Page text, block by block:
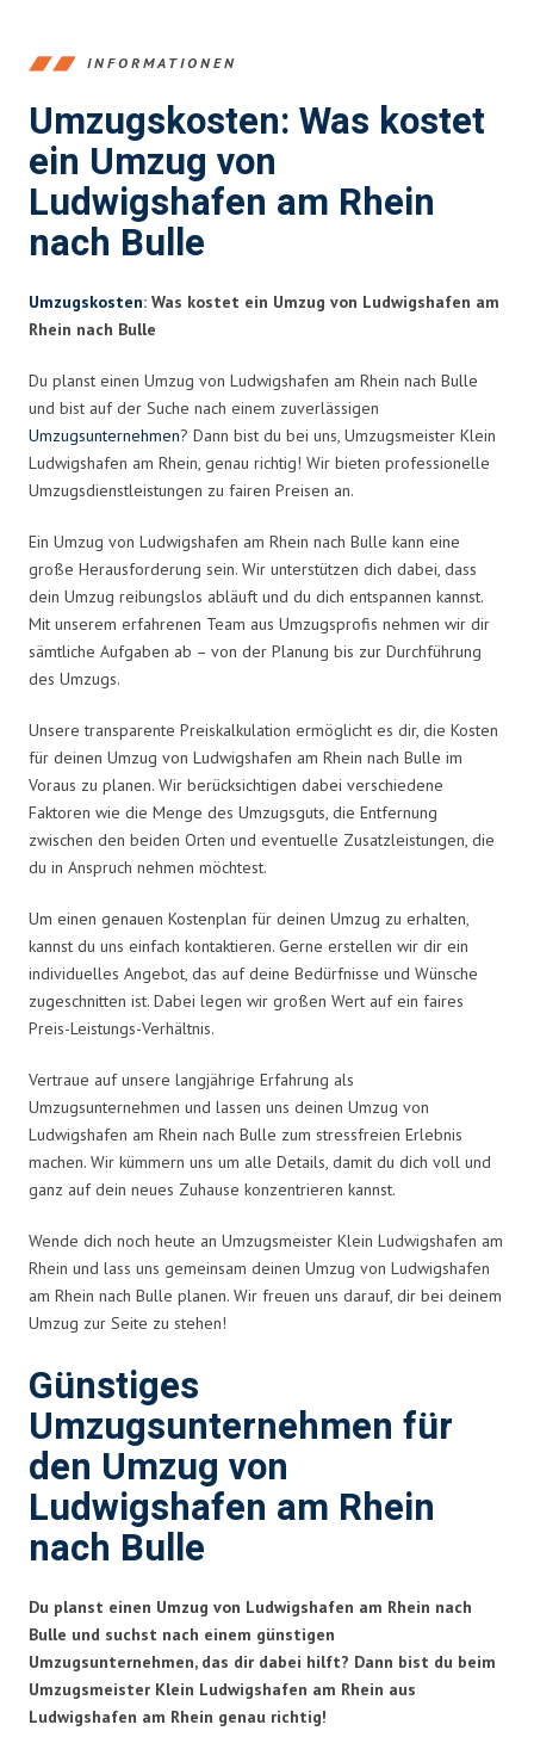
INFORMATIONEN
Umzugskosten: Was kostet
ein Umzug von
Ludwigshafen am Rhein
nach Bulle
Umzugskosten: Was kostet ein Umzug von Ludwigshafen am
Rhein nach Bulle
Du planst einen Umzug von Ludwigshafen am Rhein nach Bulle
und bist auf der Suche nach einem zuverlässigen
Umzugsunternehmen? Dann bist du bei uns, Umzugsmeister Klein
Ludwigshafen am Rhein, genau richtig! Wir bieten professionelle
Umzugsdienstleistungen zu fairen Preisen an.
Ein Umzug von Ludwigshafen am Rhein nach Bulle kann eine
große Herausforderung sein. Wir unterstützen dich dabei, dass
dein Umzug reibungslos abläuft und du dich entspannen kannst.
Mit unserem erfahrenen Team aus Umzugsprofis nehmen wir dir
sämtliche Aufgaben ab – von der Planung bis zur Durchführung
des Umzugs.
Unsere transparente Preiskalkulation ermöglicht es dir, die Kosten
für deinen Umzug von Ludwigshafen am Rhein nach Bulle im
Voraus zu planen. Wir berücksichtigen dabei verschiedene
Faktoren wie die Menge des Umzugsguts, die Entfernung
zwischen den beiden Orten und eventuelle Zusatzleistungen, die
du in Anspruch nehmen möchtest.
Um einen genauen Kostenplan für deinen Umzug zu erhalten,
kannst du uns einfach kontaktieren. Gerne erstellen wir dir ein
individuelles Angebot, das auf deine Bedürfnisse und Wünsche
zugeschnitten ist. Dabei legen wir großen Wert auf ein faires
Preis-Leistungs-Verhältnis.
Vertraue auf unsere langjährige Erfahrung als
Umzugsunternehmen und lassen uns deinen Umzug von
Ludwigshafen am Rhein nach Bulle zum stressfreien Erlebnis
machen. Wir kümmern uns um alle Details, damit du dich voll und
ganz auf dein neues Zuhause konzentrieren kannst.
Wende dich noch heute an Umzugsmeister Klein Ludwigshafen am
Rhein und lass uns gemeinsam deinen Umzug von Ludwigshafen
am Rhein nach Bulle planen. Wir freuen uns darauf, dir bei deinem
Umzug zur Seite zu stehen!
Günstiges
Umzugsunternehmen für
den Umzug von
Ludwigshafen am Rhein
nach Bulle
Du planst einen Umzug von Ludwigshafen am Rhein nach
Bulle und suchst nach einem günstigen
Umzugsunternehmen, das dir dabei hilft? Dann bist du beim
Umzugsmeister Klein Ludwigshafen am Rhein aus
Ludwigshafen am Rhein genau richtig!